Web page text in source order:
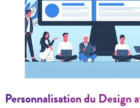
Personnalisation du Design